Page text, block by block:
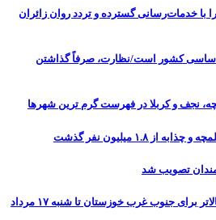
مرز شلمچه اربعین ۱۴۰۵ را با خدمات‌رسانی گسترده و تردد روان زائران
اساسی کشور است/نظارت، صرفاً گذاشتن
۱.۸ میلیون نفر گذشت
تصویب شد